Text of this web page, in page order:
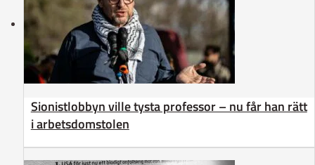
Sionistlobbyn ville tysta professor – nu får han rätt
i arbetsdomstolen